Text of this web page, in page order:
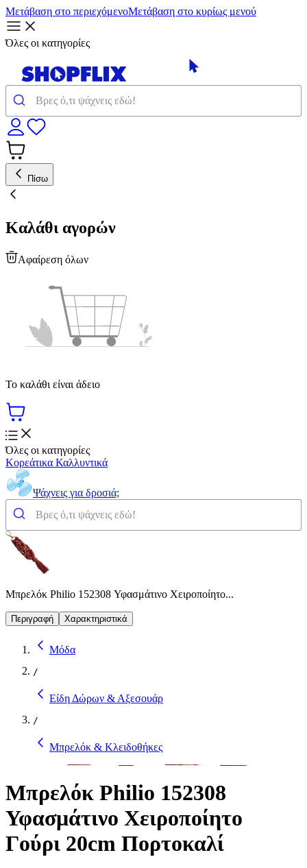
Μετάβαση στο περιεχόμενοΜετάβαση στο κυρίως μενού
Όλες οι κατηγορίες
Πίσω
Καλάθι αγορών
Αφαίρεση όλων
Το καλάθι είναι άδειο
Όλες οι κατηγορίες
Κορεάτικα Καλλυντικά
Ψάχνεις για δροσιά;
Μπρελόκ Philio 152308 Υφασμάτινο Χειροποίητο...
Περιγραφή Χαρακτηριστικά
Μόδα
/
Είδη Δώρων & Αξεσουάρ
/
Μπρελόκ & Κλειδοθήκες
Μπρελόκ Philio 152308
Υφασμάτινο Χειροποίητο
Γούρι 20cm Πορτοκαλί